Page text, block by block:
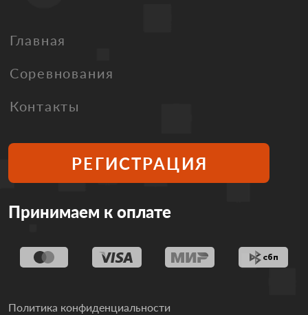
Главная
Соревнования
Контакты
РЕГИСТРАЦИЯ
Принимаем к оплате
Политика конфиденциальности